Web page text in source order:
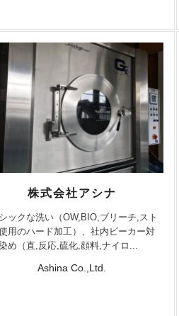
株式会社アシナ
ックな洗い（OW,BIO,ブリーチ,スト
用のハード加工）、社内ビーカー対
め（直,反応,硫化,顔料,ナイロ...
Ashina Co.,Ltd.